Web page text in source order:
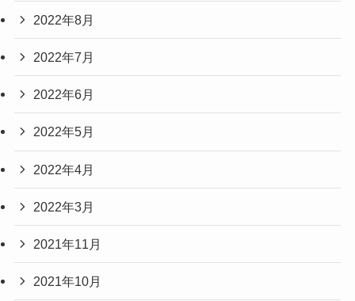
2022年8月
2022年7月
2022年6月
2022年5月
2022年4月
2022年3月
2021年11月
2021年10月